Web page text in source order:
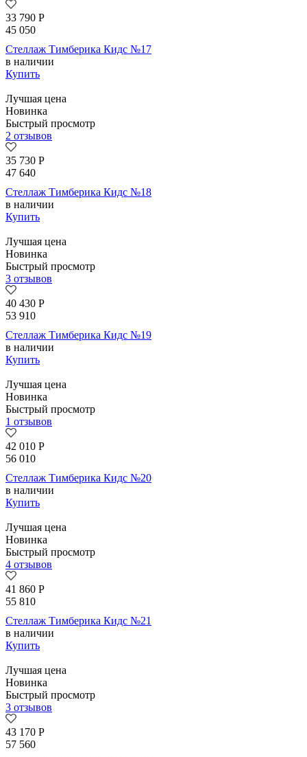
33 790 Р
45 050
Стеллаж Тимберика Кидс №17
в наличии
Купить
Лучшая цена
Новинка
Быстрый просмотр
2 отзывов
35 730 Р
47 640
Стеллаж Тимберика Кидс №18
в наличии
Купить
Лучшая цена
Новинка
Быстрый просмотр
3 отзывов
40 430 Р
53 910
Стеллаж Тимберика Кидс №19
в наличии
Купить
Лучшая цена
Новинка
Быстрый просмотр
1 отзывов
42 010 Р
56 010
Стеллаж Тимберика Кидс №20
в наличии
Купить
Лучшая цена
Новинка
Быстрый просмотр
4 отзывов
41 860 Р
55 810
Стеллаж Тимберика Кидс №21
в наличии
Купить
Лучшая цена
Новинка
Быстрый просмотр
3 отзывов
43 170 Р
57 560